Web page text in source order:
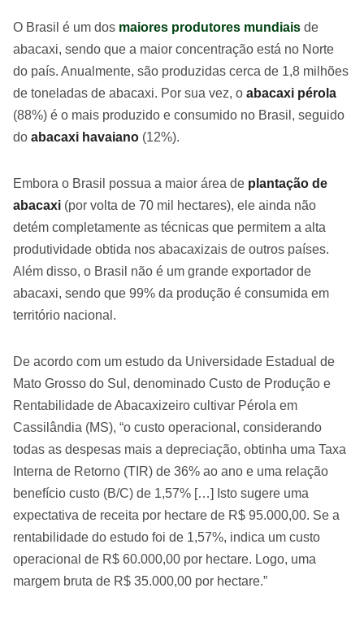
O Brasil é um dos maiores produtores mundiais de
abacaxi, sendo que a maior concentração está no Norte
do país. Anualmente, são produzidas cerca de 1,8 milhões
de toneladas de abacaxi. Por sua vez, o abacaxi pérola
(88%) é o mais produzido e consumido no Brasil, seguido
do abacaxi havaiano (12%).
Embora o Brasil possua a maior área de plantação de
abacaxi (por volta de 70 mil hectares), ele ainda não
detém completamente as técnicas que permitem a alta
produtividade obtida nos abacaxizais de outros países.
Além disso, o Brasil não é um grande exportador de
abacaxi, sendo que 99% da produção é consumida em
território nacional.
De acordo com um estudo da Universidade Estadual de
Mato Grosso do Sul, denominado Custo de Produção e
Rentabilidade de Abacaxizeiro cultivar Pérola em
Cassilândia (MS), “o custo operacional, considerando
todas as despesas mais a depreciação, obtinha uma Taxa
Interna de Retorno (TIR) de 36% ao ano e uma relação
benefício custo (B/C) de 1,57% […] Isto sugere uma
expectativa de receita por hectare de R$ 95.000,00. Se a
rentabilidade do estudo foi de 1,57%, indica um custo
operacional de R$ 60.000,00 por hectare. Logo, uma
margem bruta de R$ 35.000,00 por hectare.”